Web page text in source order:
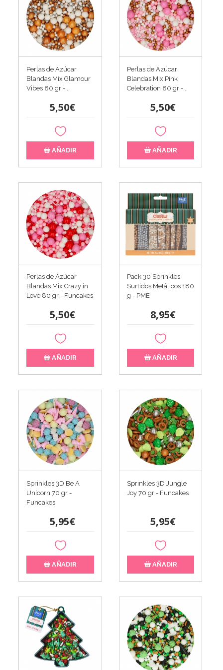
Perlas de Azúcar
Blandas Mix Glamour
Vibes 80 gr -...
5,50€
AÑADIR
Perlas de Azúcar
Blandas Mix Pink
Celebration 80 gr -...
5,50€
AÑADIR
Perlas de Azúcar
Blandas Mix Crazy in
Love 80 gr - Funcakes
5,50€
AÑADIR
Pack 30 Sprinkles
Surtidos Metálicos 180
g - PME
8,95€
AÑADIR
Sprinkles 3D Be A
Unicorn 70 gr -
Funcakes
5,95€
AÑADIR
Sprinkles 3D Jungle
Joy 70 gr - Funcakes
5,95€
AÑADIR